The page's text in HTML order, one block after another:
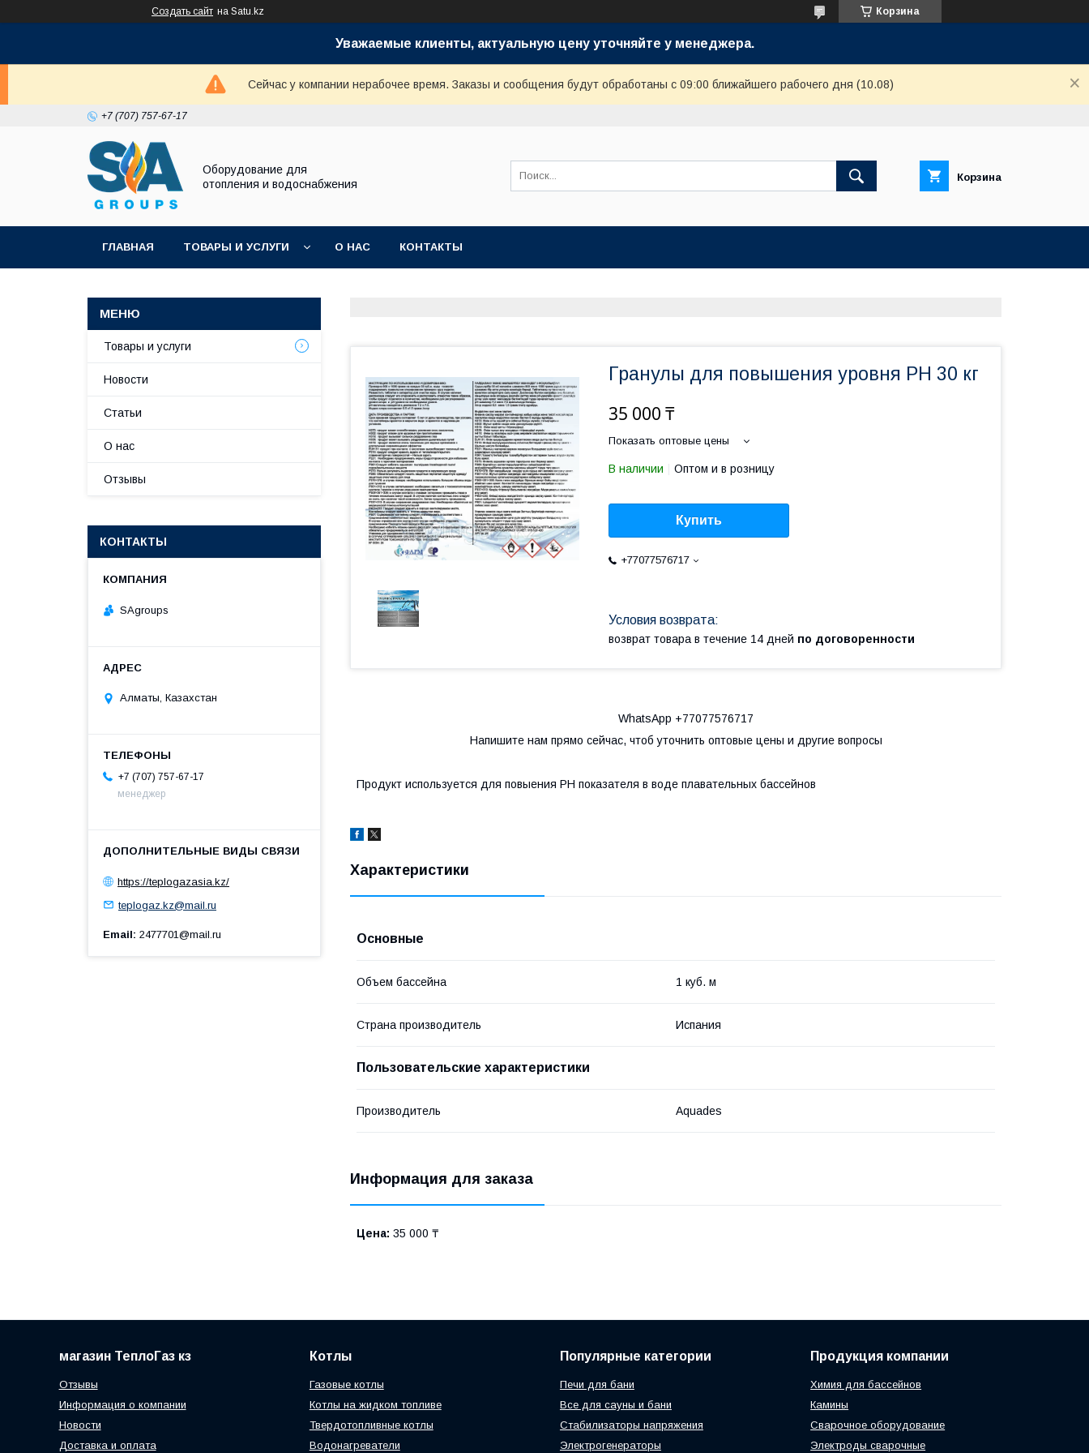
Создать сайт на Satu.kz Корзина
Уважаемые клиенты, актуальную цену уточняйте у менеджера.
Сейчас у компании нерабочее время. Заказы и сообщения будут обработаны с 09:00 ближайшего рабочего дня (10.08)
+7 (707) 757-67-17
Оборудование для
отопления и водоснабжения
Корзина
ГЛАВНАЯ ТОВАРЫ И УСЛУГИ О НАС КОНТАКТЫ
Гранулы для повышения уровня PH 30 кг
35 000 ₸
Показать оптовые цены
В наличии Оптом и в розницу
Купить
+77077576717
возврат товара в течение 14 дней по договоренности
WhatsApp +77077576717
Напишите нам прямо сейчас, чтоб уточнить оптовые цены и другие вопросы
Продукт используется для повыения PH показателя в воде плавательных бассейнов
Характеристики
Основные
Объем бассейна 1 куб. м
Страна производитель Испания
Пользовательские характеристики
Производитель Aquades
Информация для заказа
Цена: 35 000 ₸
Товары и услуги
Новости
Статьи
О нас
Отзывы
КОНТАКТЫ
SAgroups
Алматы, Казахстан
+7 (707) 757-67-17
менеджер
https://teplogazasia.kz/
teplogaz.kz@mail.ru
Email 2477701@mail.ru
магазин ТеплоГаз кз
Отзывы
Информация о компании
Новости
Доставка и оплата
Котлы
Газовые котлы
Котлы на жидком топливе
Твердотопливные котлы
Водонагреватели
Популярные категории
Печи для бани
Все для сауны и бани
Стабилизаторы напряжения
Электрогенераторы
Продукция компании
Химия для бассейнов
Камины
Сварочное оборудование
Электроды сварочные